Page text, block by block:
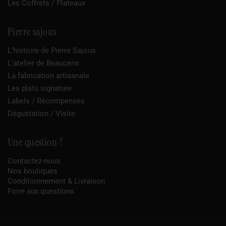
Les Coffrets / Plateaux
Pierre sajous
L'histoire de Pierre Sajous
L'atelier de Beaucens
La fabrication artisanale
Les plats signature
Labels / Récompenses
Dégustation / Visite
Une question ?
Contactez-nous
Nos boutiques
Conditionnement & Livraison
Foire aux questions